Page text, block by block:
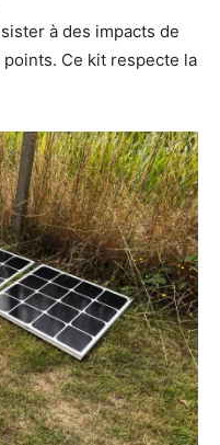
à des impacts de
points. Ce kit respecte la